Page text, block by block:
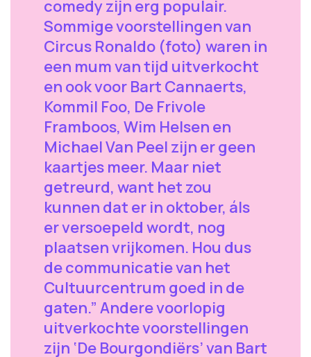
comedy zijn erg populair.
Sommige voorstellingen van
Circus Ronaldo (foto) waren in
een mum van tijd uitverkocht
en ook voor Bart Cannaerts,
Kommil Foo, De Frivole
Framboos, Wim Helsen en
Michael Van Peel zijn er geen
kaartjes meer. Maar niet
getreurd, want het zou
kunnen dat er in oktober, áls
er versoepeld wordt, nog
plaatsen vrijkomen. Hou dus
de communicatie van het
Cultuurcentrum goed in de
gaten.” Andere voorlopig
uitverkochte voorstellingen
zijn ‘De Bourgondiërs’ van Bart